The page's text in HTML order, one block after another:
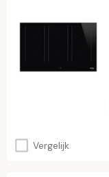
Vergelijk